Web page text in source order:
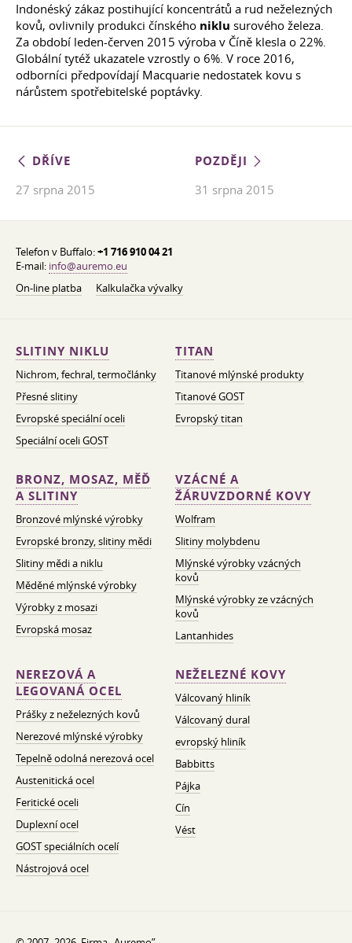
Indonéský zákaz postihující koncentrátů a rud neželezných
kovů, ovlivnily produkci čínského niklu surového železa.
Za období leden-červen 2015 výroba v Číně klesla o 22%.
Globální tytéž ukazatele vzrostly o 6%. V roce 2016,
odborníci předpovídají Macquarie nedostatek kovu s
nárůstem spotřebitelské poptávky.
DŘÍVE
27 srpna 2015
POZDĚJI
31 srpna 2015
Telefon v Buffalo:+1 716 910 04 21
E-mail: info@auremo.eu
On-line platba
Kalkulačka vývalky
SLITINY NIKLU
Nichrom, fechral, termočlánky
Přesné slitiny
Evropské speciální oceli
Speciální oceli GOST
TITAN
Titanové mlýnské produkty
Titanové GOST
Evropský titan
BRONZ, MOSAZ, MĚĎ
A SLITINY
Bronzové mlýnské výrobky
Evropské bronzy, slitiny mědi
Slitiny mědi a niklu
Měděné mlýnské výrobky
Výrobky z mosazi
Evropská mosaz
VZÁCNÉ A
ŽÁRUVZDORNÉ KOVY
Wolfram
Slitiny molybdenu
Mlýnské výrobky vzácných
kovů
Mlýnské výrobky ze vzácných
kovů
Lantanhides
NEREZOVÁ A
LEGOVANÁ OCEL
Prášky z neželezných kovů
Nerezové mlýnské výrobky
Tepelně odolná nerezová ocel
Austenitická ocel
Feritické oceli
Duplexní ocel
GOST speciálních ocelí
Nástrojová ocel
NEŽELEZNÉ KOVY
Válcovaný hliník
Válcovaný dural
evropský hliník
Babbitts
Pájka
Cín
Vést